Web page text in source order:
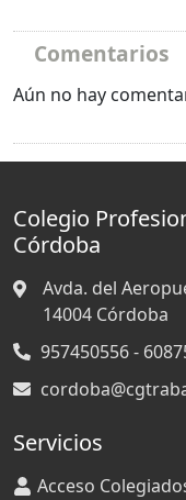
Comentarios
Aún no hay
Colegio
Córdoba
Avda. del
14004 Córdoba
957450556 -
Servicios
Acceso